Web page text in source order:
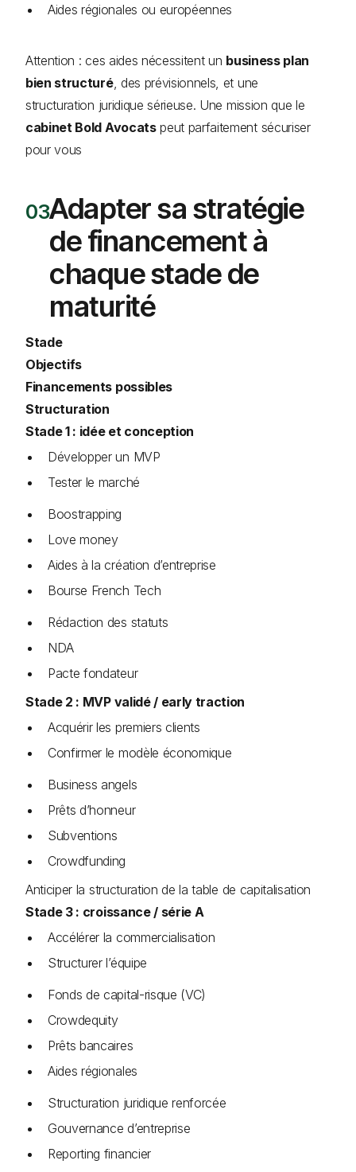
Aides régionales ou européennes
Attention : ces aides nécessitent un business plan
bien structuré, des prévisionnels, et une
structuration juridique sérieuse. Une mission que le
cabinet Bold Avocatspeut parfaitement sécuriser
pour vous
Adapter sa stratégie
de financement à
chaque stade de
maturité
Stade
Objectifs
Financements possibles
Structuration
Stade 1 : idée et conception
Développer un MVP
Tester le marché
Boostrapping
Love money
Aides à la création d’entreprise
Bourse French Tech
Rédaction des statuts
NDA
Pacte fondateur
Stade 2 : MVP validé / early traction
Acquérir les premiers clients
Confirmer le modèle économique
Business angels
Prêts d’honneur
Subventions
Crowdfunding
Anticiper la structuration de la table de capitalisation
Stade 3 : croissance / série A
Accélérer la commercialisation
Structurer l’équipe
Fonds de capital-risque (VC)
Crowdequity
Prêts bancaires
Aides régionales
Structuration juridique renforcée
Gouvernance d’entreprise
Reporting financier